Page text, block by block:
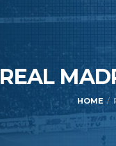
REAL
HOME